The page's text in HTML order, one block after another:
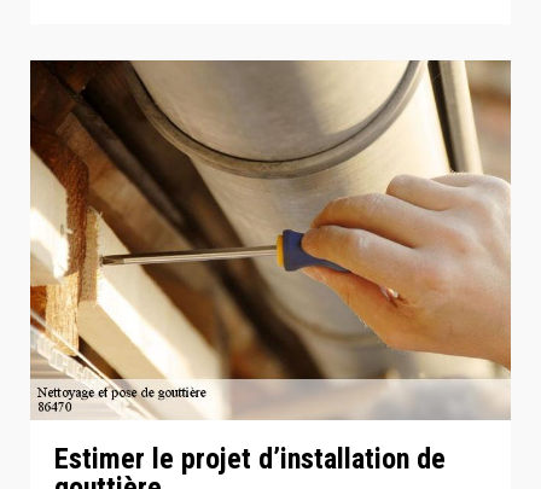
Estimer le projet d’installation de